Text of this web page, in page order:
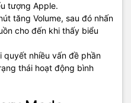
tượng Apple.
tăng Volume, sau đó nhấn
cho đến khi thấy biểu
quyết nhiều vấn đề phần
thái hoạt động bình